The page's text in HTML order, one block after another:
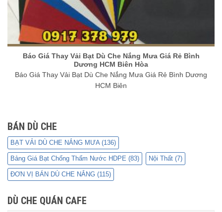
Báo Giá Thay Vải Bạt Dù Che Nắng Mưa Giá Rẻ Bình
Dương HCM Biên Hòa
Báo Giá Thay Vải Bạt Dù Che Nắng Mưa Giá Rẻ Bình Dương
HCM Biên
BÁN DÙ CHE
BẠT VẢI DÙ CHE NẮNG MƯA (136)
Bảng Giá Bạt Chống Thấm Nước HDPE (83) Nội Thất (7)
ĐƠN VỊ BÁN DÙ CHE NẮNG (115)
DÙ CHE QUÁN CAFE